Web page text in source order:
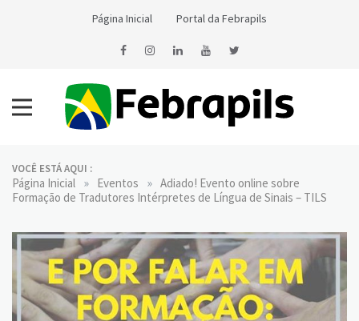
Página Inicial Portal da Febrapils
VOCÊ ESTÁ AQUI :
Página Inicial » Eventos » Adiado! Evento online sobre
Formação de Tradutores Intérpretes de Língua de Sinais – TILS